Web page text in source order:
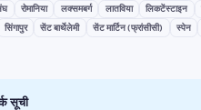
रोमानिया लक्समबर्ग लातविया लिकटेंस्टाइन
सिंगापुर सेंट बार्थेलेमी सेंट मार्टिन (फ्रांसीसी) स्पेन
सूची